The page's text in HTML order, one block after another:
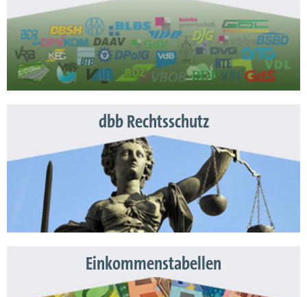
dbb Rechtsschutz
Einkommenstabellen